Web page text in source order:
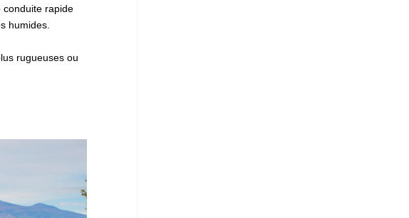
conduite rapide
humides.
rugueuses ou